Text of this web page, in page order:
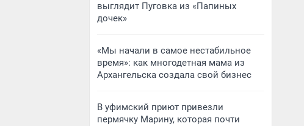
выглядит Пуговка из «Папиных
дочек»
«Мы начали в самое нестабильное
время»: как многодетная мама из
Архангельска создала свой бизнес
В уфимский приют привезли
пермячку Марину, которая почти